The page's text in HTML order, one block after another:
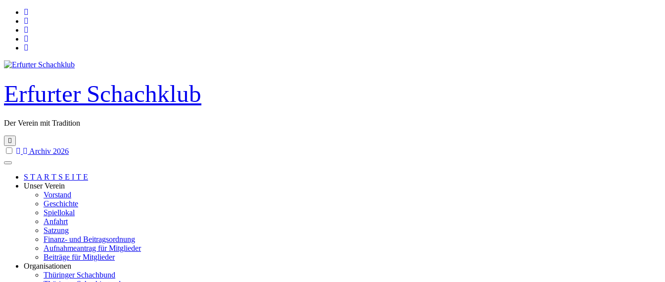
Skip
content
Erfurter Schachklub
Der Verein mit Tradition
Archiv 2026
S T A R T S E I T E
Unser Verein
Vorstand
Geschichte
Spiellokal
Anfahrt
Satzung
Finanz- und Beitragsordnung
Aufnahmeantrag für Mitglieder
Beiträge für Mitglieder
Organisationen
Thüringer Schachbund